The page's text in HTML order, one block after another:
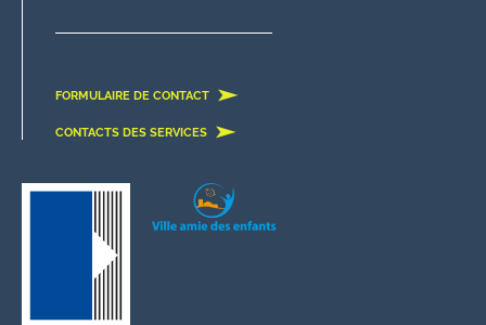
FORMULAIRE DE CONTACT
CONTACTS DES SERVICES